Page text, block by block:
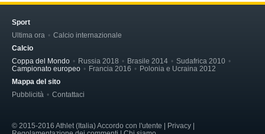
Sport
Ultima ora
Calcio internazionale
Calcio
Coppa del Mondo
Russia 2018 Brasile 2014
Sudafrica 2010
Campionato europeo
Francia 2016
Polonia e Ucraina 2012
Mappa del sito
Pubblicità
Contattaci
© 2015-2016 Athlet (Italia) Accordo con l'utente | Privacy |